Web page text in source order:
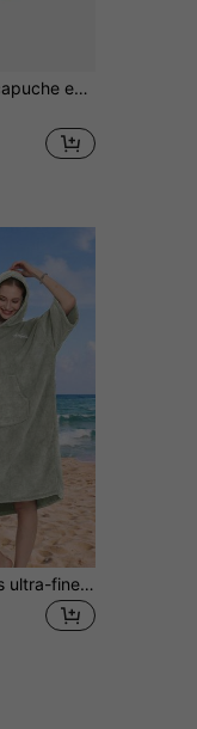
Poncho de plage à capuche en microfibre séchage rapide - Super absorbant, robe de change légère pour le surf & la natation, idéal pour les activités de plein air, disponible en plusieurs couleurs
Épais, cape de fibres ultra-fines, douce et absorbante, de couleur unie avec broderie. Idéale pour la maison, la natation, le fitness, les voyages, le surf et le bain. 1 pièce pour le mariage d'été, la décoration de la salle de bain de la maison, la tenue de plage, la rentrée scolaire